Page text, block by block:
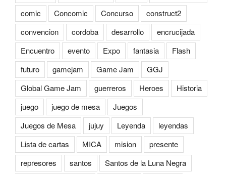
comic
Concomic Concurso
construct2
convencion
cordoba desarrollo
encrucijada
Encuentro
evento Expo fantasia
Flash
futuro
gamejam Game Jam
GGJ
Global Game Jam
guerreros Heroes
Historia
juego
juego de mesa
Juegos
Juegos de Mesa
jujuy Leyenda
leyendas
Lista de cartas
MICA mision
presente
represores
santos
Santos de la Luna Negra